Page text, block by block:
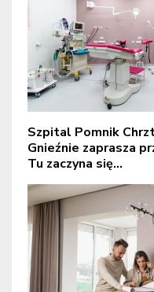
Szpital Pomnik
Gnieźnie zaprasza
Tu zaczyna się...